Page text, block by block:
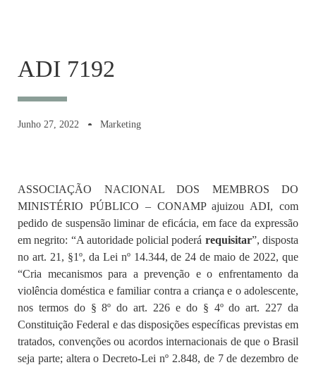
ADI 7192
Junho 27, 2022 Marketing
ASSOCIAÇÃO NACIONAL DOS MEMBROS DO
MINISTÉRIO PÚBLICO – CONAMP ajuizou ADI, com
pedido de suspensão liminar de eficácia, em face da expressão
em negrito: “A autoridade policial poderá requisitar”, disposta
no art. 21, §1º, da Lei nº 14.344, de 24 de maio de 2022, que
“Cria mecanismos para a prevenção e o enfrentamento da
violência doméstica e familiar contra a criança e o adolescente,
nos termos do § 8º do art. 226 e do § 4º do art. 227 da
Constituição Federal e das disposições específicas previstas em
tratados, convenções ou acordos internacionais de que o Brasil
seja parte; altera o Decreto-Lei nº 2.848, de 7 de dezembro de